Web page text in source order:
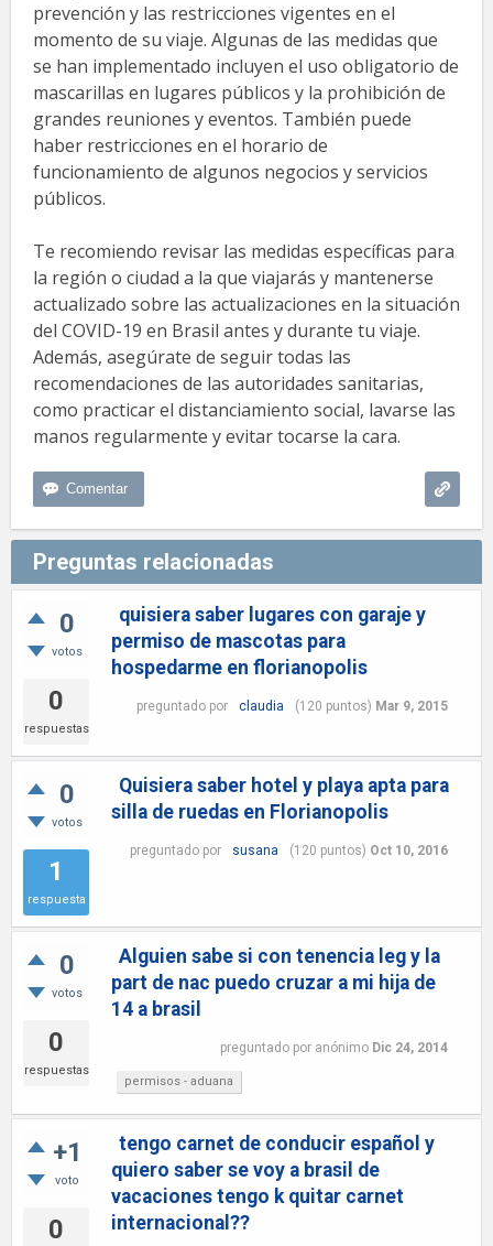
prevención y las restricciones vigentes en el
momento de su viaje. Algunas de las medidas que
se han implementado incluyen el uso obligatorio de
mascarillas en lugares públicos y la prohibición de
grandes reuniones y eventos. También puede
haber restricciones en el horario de
funcionamiento de algunos negocios y servicios
públicos.
Te recomiendo revisar las medidas específicas para
la región o ciudad a la que viajarás y mantenerse
actualizado sobre las actualizaciones en la situación
del COVID-19 en Brasil antes y durante tu viaje.
Además, asegúrate de seguir todas las
recomendaciones de las autoridades sanitarias,
como practicar el distanciamiento social, lavarse las
manos regularmente y evitar tocarse la cara.
Preguntas relacionadas
0
votos
0
respuestas
quisiera saber lugares con garaje y
permiso de mascotas para
hospedarme en florianopolis
preguntado por claudia (120 puntos) Mar 9, 2015
0
votos
1
respuesta
Quisiera saber hotel y playa apta para
silla de ruedas en Florianopolis
preguntado por susana (120 puntos) Oct 10, 2016
0
votos
0
respuestas
Alguien sabe si con tenencia leg y la
part de nac puedo cruzar a mi hija de
14 a brasil
preguntado por anónimo Dic 24, 2014
permisos - aduana
+1
voto
0
tengo carnet de conducir español y
quiero saber se voy a brasil de
vacaciones tengo k quitar carnet
internacional??